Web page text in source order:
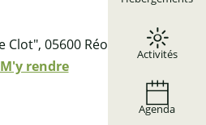
Activités
Agenda
Clot", 05600 Réotier
M'y rendre